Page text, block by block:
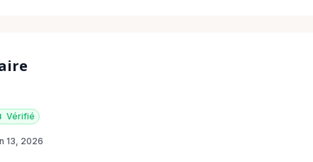
Vérifié
13, 2026